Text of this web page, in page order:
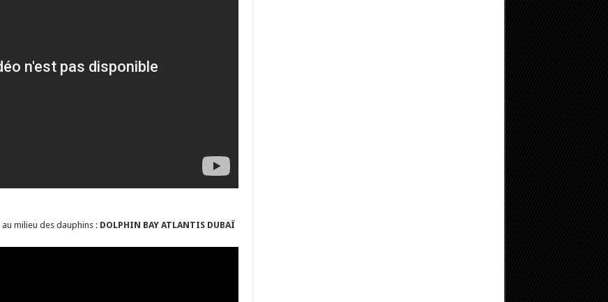
milieu des dauphins : DOLPHIN BAY ATLANTIS DUBAÏ